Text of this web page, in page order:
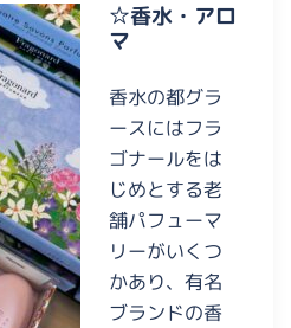
☆香水・アロ
マ
香水の都グラ
ースにはフラ
ゴナールをは
じめとする老
舗パフューマ
リーがいくつ
かあり、有名
ブランドの香